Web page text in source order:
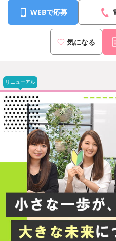
WEBで応募
気になる
リニューアル